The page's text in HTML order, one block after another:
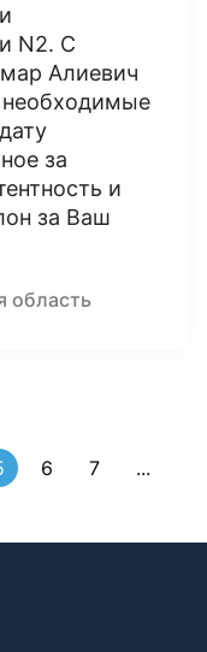
N2. С
Алиевич
необходимые
за
и
за Ваш
область
6 7
...